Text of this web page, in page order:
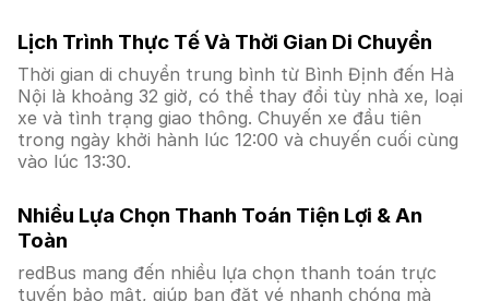
Lịch Trình Thực Tế Và Thời Gian Di Chuyển
Thời gian di chuyển trung bình từ Bình Định đến Hà
Nội là khoảng 32 giờ, có thể thay đổi tùy nhà xe, loại
xe và tình trạng giao thông. Chuyến xe đầu tiên
trong ngày khởi hành lúc 12:00 và chuyến cuối cùng
vào lúc 13:30.
Nhiều Lựa Chọn Thanh Toán Tiện Lợi & An
Toàn
redBus mang đến nhiều lựa chọn thanh toán trực
tuyến bảo mật, giúp bạn đặt vé nhanh chóng mà